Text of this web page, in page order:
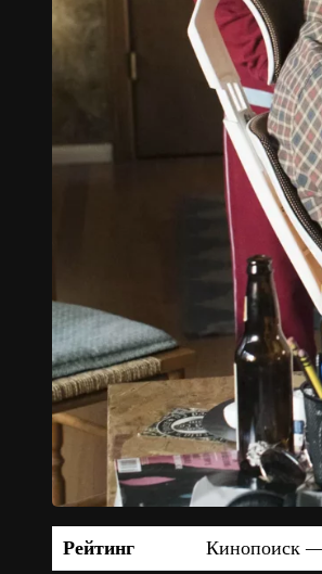
Рейтинг Кинопоиск